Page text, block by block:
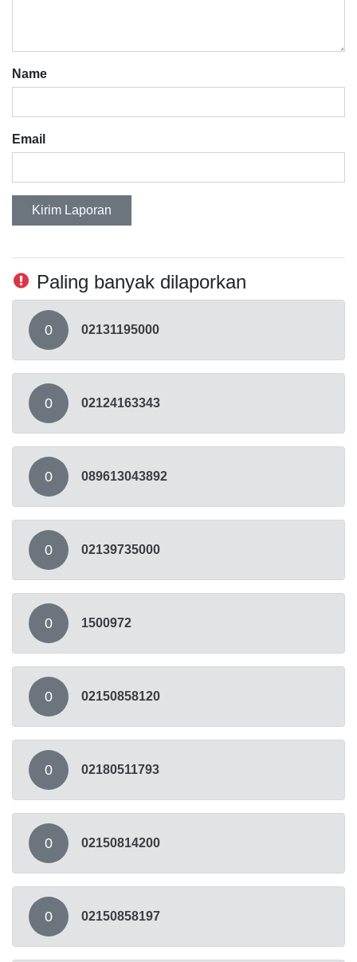
Name
Email
Kirim Laporan
Paling banyak dilaporkan
0 02131195000
0 02124163343
0 089613043892
0 02139735000
0 1500972
0 02150858120
0 02180511793
0 02150814200
0 02150858197